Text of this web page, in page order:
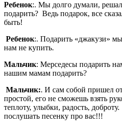
Ребенок:. Мы долго думали,
подарить? Ведь подарок, все
быть!
Ребенок:. Подарить «джакузи»
нам не купить.
Мальчик: Мерседесы подарить
нашим мамам подарить?
Мальчик:. И сам собой пришел
простой, его не сможешь взять
теплоту, улыбки, радость,
послушать песенку про вас!!!